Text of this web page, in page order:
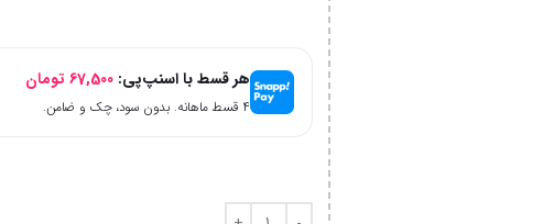
هر قسط با اسنپ‌پی:67,500 تومان
۴ قسط ماهانه. بدون سود، چک و ضامن.